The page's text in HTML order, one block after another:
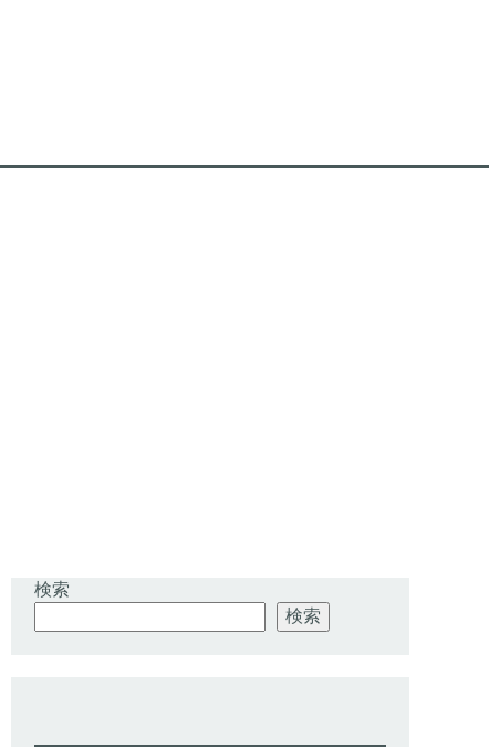
検索
検索